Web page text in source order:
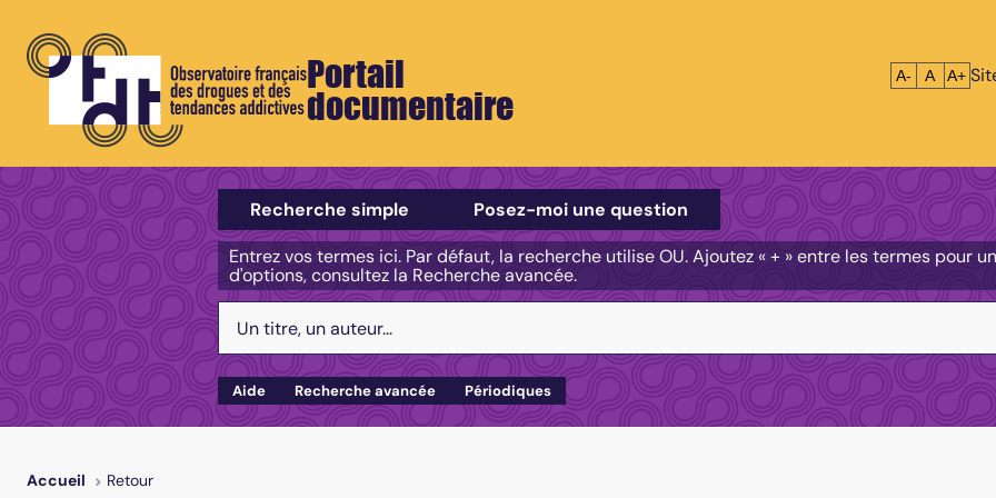
Portail
documentaire
Réduire le
A- A A+
Sélectionner un type de recherche
Recherche simple
Posez-moi une question
Entrez vos termes ici. Par défaut, la recherche utilise OU. Ajoutez « + » entre les termes pour
d'options, consultez la Recherche avancée.
Aide Recherche avancée Périodiques
Accueil Retour